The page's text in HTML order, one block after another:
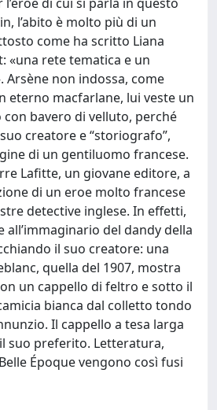
l’abito è molto più di un
come ha scritto Liana
«una rete tematica e un
Arsène non indossa, come
eterno macfarlane, lui veste un
bavero di velluto, perché
creatore e “storiografo”,
di un gentiluomo francese.
Lafitte, un giovane editore, a
di un eroe molto francese
detective inglese. In effetti,
all’immaginario del dandy della
il suo creatore: una
quella del 1907, mostra
un cappello di feltro e sotto il
bianca dal colletto tondo
Il cappello a tesa larga
suo preferito. Letteratura,
Époque vengono così fusi